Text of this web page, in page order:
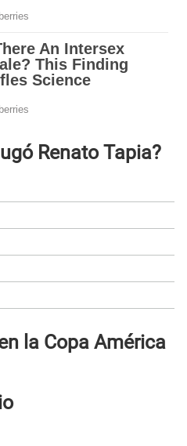
Renato Tapia?
la Copa América